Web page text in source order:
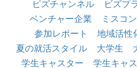
ビズチャンネル
ビズプ
ベンチャー企業
ミスコン
参加レポート
地域活性
夏の就活スタイル
大学生
学生キャスター
学生キャ